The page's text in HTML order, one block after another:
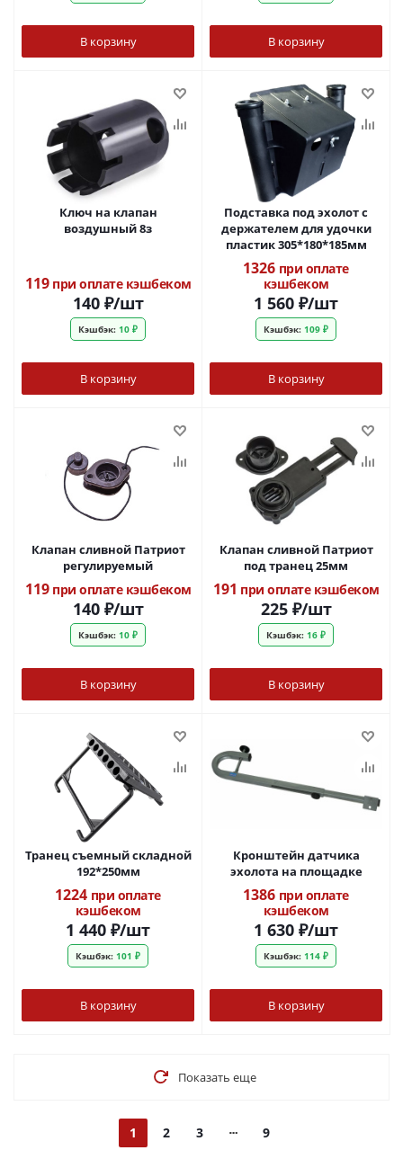
В корзину В корзину
Ключ на клапан
воздушный 8з
119при оплате кэшбеком
140₽/шт
Кэшбэк: 10 ₽
В корзину
Подставка под эхолот с
держателем для удочки
пластик 305*180*185мм
1326 при оплате
кэшбеком
1 560 ₽/шт
Кэшбэк: 109 ₽
В корзину
Клапан сливной Патриот
регулируемый
119при оплате кэшбеком
140₽/шт
Кэшбэк: 10 ₽
В корзину
Клапан сливной Патриот
под транец 25мм
191 при оплате кэшбеком
225₽/шт
Кэшбэк: 16 ₽
В корзину
Транец съемный складной
192*250мм
1224 при оплате
кэшбеком
1 440 ₽/шт
Кэшбэк: 101 ₽
В корзину
Кронштейн датчика
эхолота на площадке
1386 при оплате
кэшбеком
1 630 ₽/шт
Кэшбэк: 114 ₽
В корзину
Показать еще
1 2 3 9